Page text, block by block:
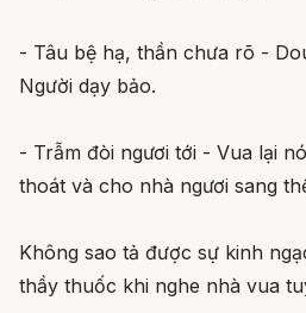
- Tâu bệ hạ, thần chưa rõ -
Người dạy bảo.
- Trẫm đòi ngươi tới - Vua lại
thoát và cho nhà ngươi sang
Không sao tả được sự kinh
thầy thuốc khi nghe nhà vua